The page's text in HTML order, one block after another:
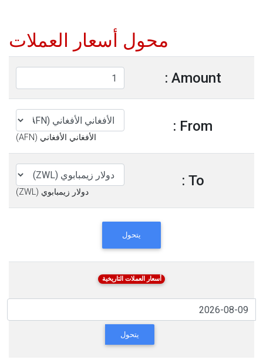
محول أسعار العملات
Amount :
From :
الأفغاني الأفغاني (AFN)
To :
دولار زيمبابوي (ZWL)
يتحول
أسعار العملات التاريخية
يتحول